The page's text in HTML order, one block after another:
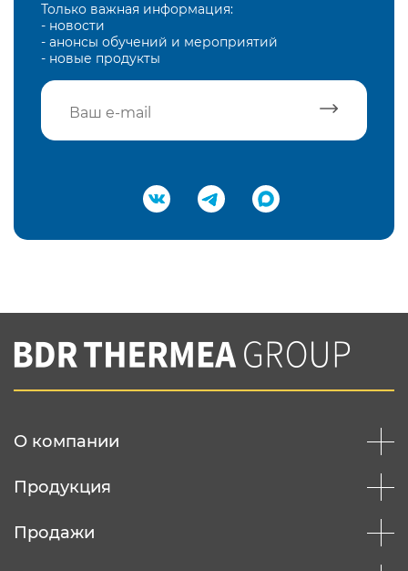
Только важная информация:
- новости
- анонсы обучений и мероприятий
- новые продукты
Подтвердить e-mail
Вы соглашаетесь с нашей политикой
конфеденциальности
О компании
Продукция
Продажи